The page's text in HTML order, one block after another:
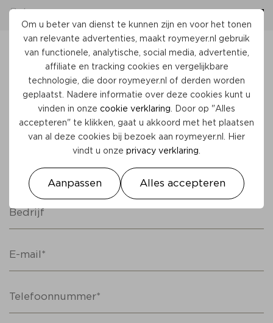
Om u beter van dienst te kunnen zijn en voor het tonen
van relevante advertenties, maakt roymeyer.nl
gebruik
van functionele, analytische, social media, advertentie,
affiliate en tracking cookies en vergelijkbare
technologie, die door roymeyer.nl
of derden worden
geplaatst. Nadere informatie over deze cookies kunt u
vinden in onze cookie verklaring. Door op "Alles
accepteren" te klikken, gaat u akkoord met het plaatsen
van al deze cookies bij bezoek aan roymeyer.nl . Hier
vindt u onze privacy verklaring.
Aanpassen Alles accepteren
LEZINGEN MET ROY MEYER
Door middel van lezingen deelt Roy zijn verhaal
en motiveert hij anderen voor een positieve kijk
op het leven.